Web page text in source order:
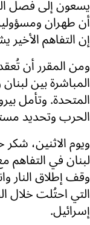
يسعون إلى فصل
أن طهران
إن التفاهم
ومن المقرر أن
المتحدة. وتأمل
الحرب وتحديد
ويوم الاثنين،
لبنان في
وقف إطلاق النار
التي احتُلت خلال
إسرائيل.